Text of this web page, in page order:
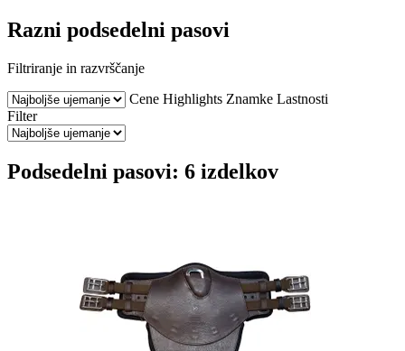
Razni podsedelni pasovi
Filtriranje in razvrščanje
Cene Highlights Znamke Lastnosti
Filter
Podsedelni pasovi: 6 izdelkov